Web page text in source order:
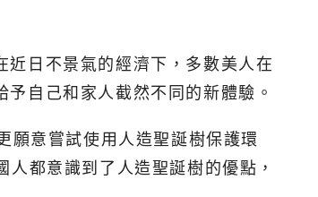
近日不景氣的經濟下，多數美人在
自己和家人截然不同的新體驗。
願意嘗試使用人造聖誕樹保護環
都意識到了人造聖誕樹的優點，